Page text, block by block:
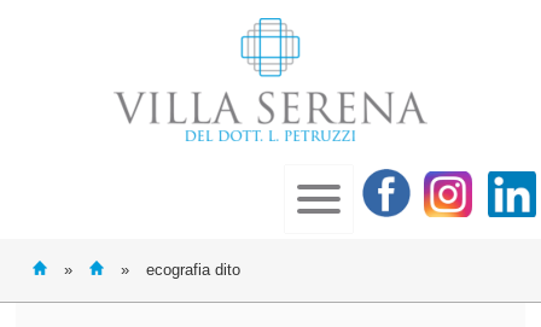
» » ecografia dito